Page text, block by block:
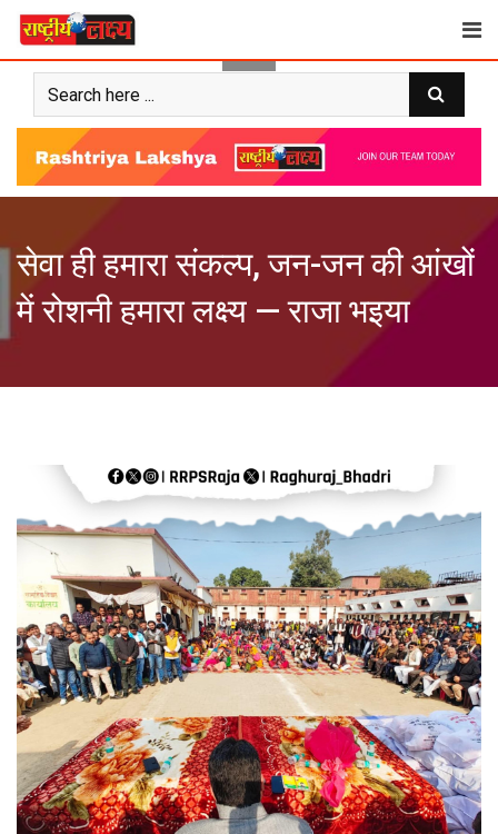
Skip
content
सेवा ही हमारा संकल्प, जन-जन की आंखों
में रोशनी हमारा लक्ष्य — राजा भइया